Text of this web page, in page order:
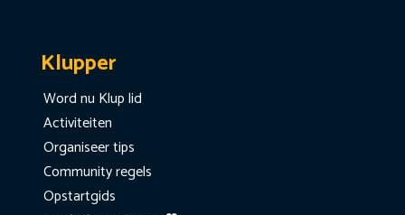
Klupper
Word nu Klup lid
Activiteiten
Organiseer tips
Community regels
Opstartgids